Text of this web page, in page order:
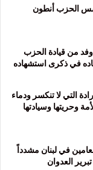
الحزب أنطون
من قيادة الحزب
في ذكرى استشهاده
للإرادة التي لا تنكسر ودماء
وحريتها وسيادتها
في لبنان مشدداً
العدوان